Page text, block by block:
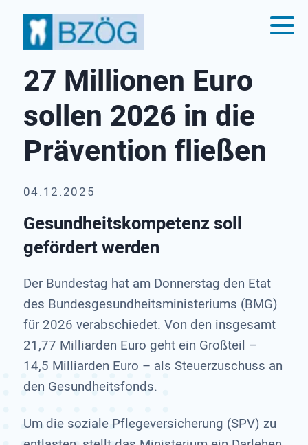
27 Millionen Euro
sollen 2026 in die
Prävention fließen
04.12.2025
Gesundheitskompetenz soll
gefördert werden
Der Bundestag hat am Donnerstag den Etat
des Bundesgesundheitsministeriums (BMG)
für 2026 verabschiedet. Von den insgesamt
21,77 Milliarden Euro geht ein Großteil –
14,5 Milliarden Euro – als Steuerzuschuss an
den Gesundheitsfonds.
Um die soziale Pflegeversicherung (SPV) zu